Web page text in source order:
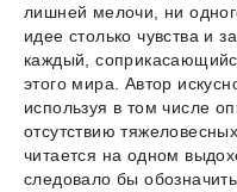
лишней мелочи, ни
идее столько чувства и
каждый,
этого мира. Автор
используя в том числе
отсутствию
читается на одном
следовало бы